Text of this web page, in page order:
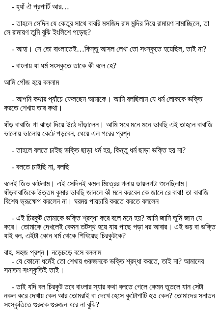
- হ্যাঁ ঐ প্রপার্টি আর…
- তাহলে সেদিন যে কেতুর সাথে বাবরি মসজিদ রাম মন্দির নিয়ে রামায়ণ নামাচ্ছিলে, তা
সে রামায়ণ তুমি বুঝি ইংলিশে পড়েছ?
- আহা। সে তো বাংলাতেই…কিন্তু আসল লেখা তো সংস্কৃতে হয়েছিল, তাই না?
- বাংলায় যা ধর্ম সংস্কৃতে তাকে কী বলে হে?
আমি গোঁজ হয়ে বললাম
- আপনি কথার প্যাঁচে ফেলছেন আমাকে। আমি বলছিলাম যে ধর্ম লোককে ভক্তি
করতে শেখায় তার কথা।
ষাঁড় বাবাজি গা ঝাড়া দিয়ে উঠে দাঁড়ালেন। আমি সবে মনে মনে ভাবছি এই তাহলে বাবাজি
ভালোয় ভালোয় কেটে পড়বেন, ধেয়ে এল পরের প্রশ্ন
- তাহলে বলতে চাইছ ভক্তি ছাড়া ধর্ম হয়, কিন্তু ধর্ম ছাড়া ভক্তি হয় না?
- বলতে চাইছি না, বলছি
বলেই জিভ কাটলাম। এই সেদিনই কমল মিত্রের গলায় ডায়লগটা শুনেছিলাম।
ষাঁড়বাবাজিকে উত্তম কুমার ভাবছি জানলে কী মনে করবেন কে জানে রে বাবা! তা বাবাজি
বিশেষ ভ্রূক্ষেপ করলেন না। ঘরময় পায়চারি করতে করতে বললেন
- এই চিরকুট তোমাকে ভক্তি শ্রদ্ধা করে বলে মনে হয়? আমি জানি তুমি জান যে
করে। তোমাকে দেখলেই কেমন তটস্থ হয়ে যায় পাছে পড়া ধর আবার। এই ভয় বা ভক্তি
যাই বল, এইটা কোন ধর্ম থেকে শিখিয়েছ চিরকুটকে?
বাহ, সহজ প্রশ্ন। নড়েচড়ে বসে বললাম
- যে কোনো ধর্মেই তো শেখায় গুরুজনকে ভক্তি শ্রদ্ধা করতে, তাই না? আমাদের
সনাতন সংস্কৃতিই তাই।
- তাই যদি বল চিরকুট তবে বাংলার স্যার কথা বলতে গেলে কেমন তুতলে যান সেটা
নকল করে দেখায় কেন আর তোমরাই বা দেখে হেসে কুটোপাটি হও কেন? তোমাদের সনাতন
সংস্কৃতিতে গুরুকে গুরুজন ধরে না বুঝি?